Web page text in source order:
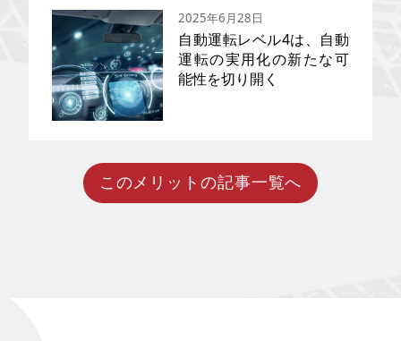
ので、京都観光の一環として訪
れる方も多いかと思います。今
回は京都・嵐山に行ったらぜひ
乗ってみたいモビリティ「嵯峨
野トロッコ」の魅力と、周辺観
2025年6月28日
自動運転レベル4は、自動
運転の実用化の新たな可
能性を切り開く
世界各国で開発が進んでいる自
動運転技術。日本でも行政機関
このメリットの記事一覧へ